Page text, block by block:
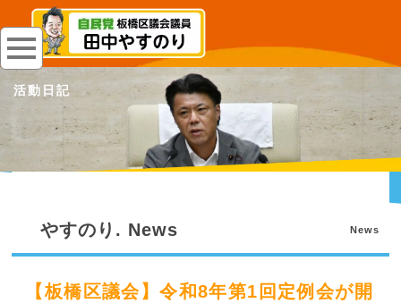
活動日記
やすのり. News News
【板橋区議会】令和8年第1回定例会が開